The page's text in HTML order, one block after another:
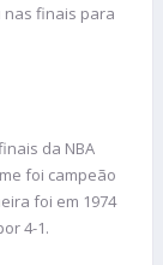
nas finais para
da NBA
foi campeão
foi em 1974
4-1.